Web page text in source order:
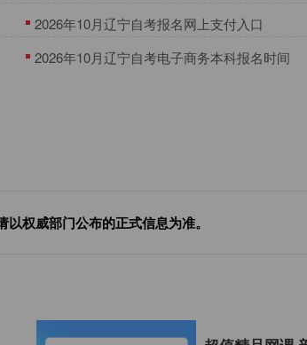
2026年10月辽宁自考报名网上支付入口
2026年10月辽宁自考电子商务本科报名时间
权威部门公布的正式信息为准。